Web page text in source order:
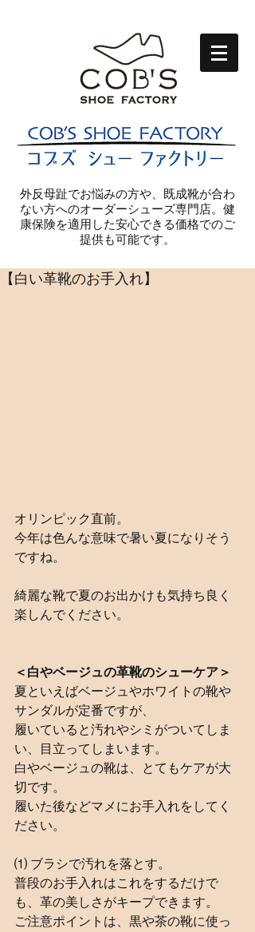
外反母趾でお悩みの方や、既成靴が合わ
ない方へのオーダーシューズ専門店。健
康保険を適用した安心できる価格でのご
提供も可能です。
【白い革靴のお手入れ】
オリンピック直前。
今年は色んな意味で暑い夏になりそう
ですね。
綺麗な靴で夏のお出かけも気持ち良く
楽しんでください。
＜白やベージュの革靴のシューケア＞
夏といえばベージュやホワイトの靴や
サンダルが定番ですが、
履いていると汚れやシミがついてしま
い、目立ってしまいます。
白やベージュの靴は、とてもケアが大
切です。
履いた後などマメにお手入れをしてく
ださい。
⑴ ブラシで汚れを落とす。
普段のお手入れはこれをするだけで
も、革の美しさがキープできます。
ご注意ポイントは、黒や茶の靴に使っ